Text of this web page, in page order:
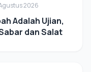
2026
Adalah Ujian,
dan Salat